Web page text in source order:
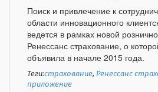
Поиск и привлечение к
области инновационного
ведется в рамках новой
Ренессанс страхование, о
объявила в начале 2015 года.
Теги:страхование, Ренессанс
приложение